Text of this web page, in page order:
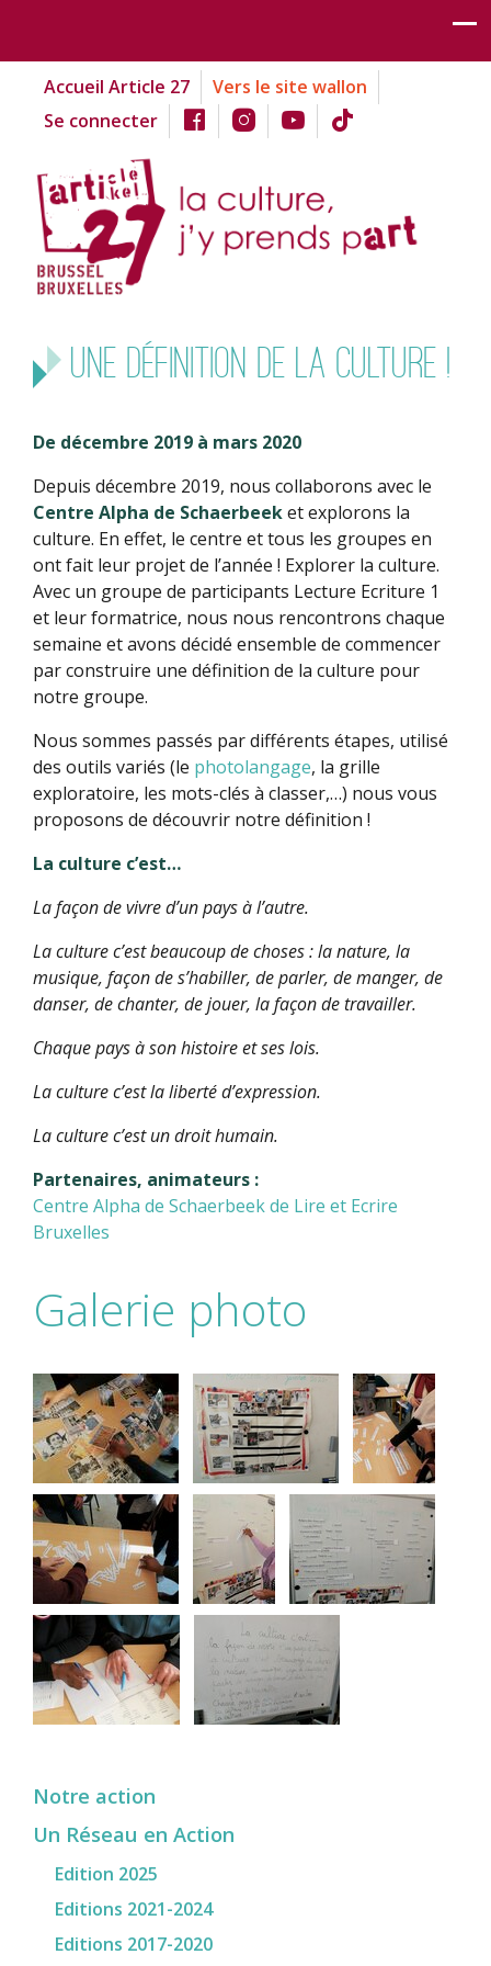
Accueil Article 27
Vers le site wallon
Se connecter
Une définition de la culture !
De décembre 2019 à mars 2020
Depuis décembre 2019, nous collaborons avec le
Centre Alpha de Schaerbeeket explorons la
culture. En effet, le centre et tous les groupes en
ont fait leur projet de l’année ! Explorer la culture.
Avec un groupe de participants Lecture Ecriture 1
et leur formatrice, nous nous rencontrons chaque
semaine et avons décidé ensemble de commencer
par construire une définition de la culture pour
notre groupe.
Nous sommes passés par différents étapes, utilisé
des outils variés (le photolangage, la grille
exploratoire, les mots-clés à classer,…) nous vous
proposons de découvrir notre définition !
La culture c’est…
La façon de vivre d’un pays à l’autre.
La culture c’est beaucoup de choses : la nature, la
musique, façon de s’habiller, de parler, de manger, de
danser, de chanter, de jouer, la façon de travailler.
Chaque pays à son histoire et ses lois.
La culture c’est la liberté d’expression.
La culture c’est un droit humain.
Partenaires, animateurs :
Centre Alpha de Schaerbeek de Lire et Ecrire
Bruxelles
Galerie photo
Notre action
Un Réseau en Action
Edition 2025
Editions 2021-2024
Editions 2017-2020